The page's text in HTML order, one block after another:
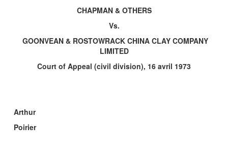
CHAPMAN & OTHERS
Vs.
GOONVEAN & ROSTOWRACK CHINA CLAY COMPANY
LIMITED
Court of Appeal (civil division), 16 avril 1973
Arthur
Poirier